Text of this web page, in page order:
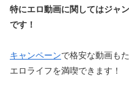
特にエロ動画に関してはジャ
です！
キャンペーンで格安な動画も
エロライフを満喫できます！